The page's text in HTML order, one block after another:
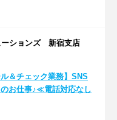
ーションズ 新宿支店
ル＆チェック業務】SNS
お仕事♪≪電話対応なし